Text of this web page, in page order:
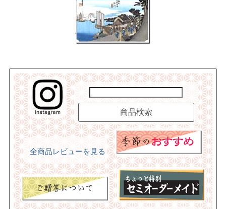
全商品レビューを見る